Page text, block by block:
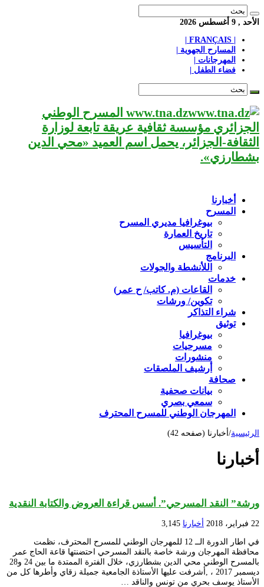
الأحد , 9 أغسطس 2026
المسارح الجهوية |
المهرجانات |
فضاء الطفل |
www.tna.dz المسرح الوطني
الجزائري مؤسسة ثقافية عريقة تابعة لوزارة
الثقافة-الجزائر، يحمل اسم العميد «محي الدين
بشطارزي».
أخبارنا
المسرح
بيوغرافيا مديري المسرح
تاريخ العمارة
التأسيس
البرنامج
اللأنشطة والجولات
خدمات
القاعات (م. كاتب/ ح عمر)
تكوين/ ورشات
شراء التذاكر
توثيق
بيوغرافيا
مسرحيات
منشورات
أرشيف الملصقات
صحافة
بيانات صحفية
سمعي بصري
المهرجان الوطني للمسرح المحترف
الرئيسية/ أخبارنا (صفحه 42)
أخبارنا
ورشة” النقد المسرحي”. أسس قراءة العروض والكتابة النقدية
22 فبراير، 2018 أخبارنا 3,145
في اطار الدورة الــ 12 للمهرجان الوطني للمسرح المحترف، نظمت
محافظة المهرجان ورشة خاصة بالنقد المسرحي احتضنتها قاعة الحاج عمر
بالمسرح الوطني محي الدين بشطارزي، خلال الفترة الممتدة ما بين 24 و28
ديسمبر 2017 ، ,أشرفت عليها الأستاذة الجامعية جميلة زقاي وأطرها كل من
الأستاذ يوسف بحري من تونس والناقد …